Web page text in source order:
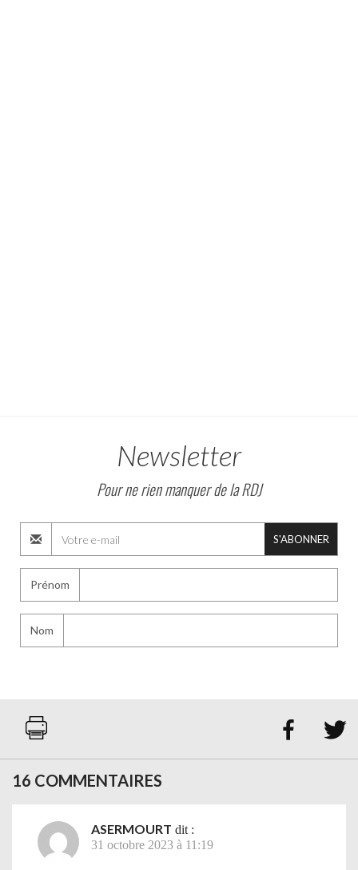
Newsletter
Pour ne rien manquer de la RDJ
S'ABONNER
Prénom
Nom
 
16 COMMENTAIRES
ASERMOURT dit :
31 octobre 2023 à 11:19